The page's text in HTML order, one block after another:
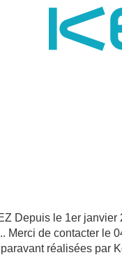
Depuis le 1er
Merci de contacter le
réalisées par